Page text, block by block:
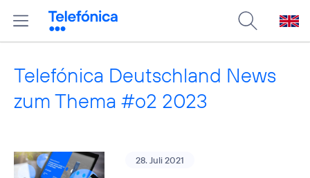
Telefónica Deutschland News
zum Thema #o2 2023
28. Juli 2021